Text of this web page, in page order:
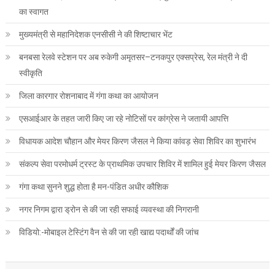
का स्वागत
मुख्यमंत्री से महानिदेशक एनसीसी ने की शिष्टाचार भेंट
बनबसा रेलवे स्टेशन पर अब रुकेगी अमृतसर–टनकपुर एक्सप्रेस, रेल मंत्री ने दी
स्वीकृति
जिला कारगार रोशनाबाद में गंगा कथा का आयोजन
एसआईआर के तहत जारी किए जा रहे नोटिसों पर कांग्रेस ने जतायी आपत्ति
विधायक आदेश चौहान और मेयर किरण जैसल ने किया कांवड़ सेवा शिविर का शुभारंभ
संकल्प सेवा परमोधर्म ट्रस्ट के प्राथमिक उपचार शिविर में शामिल हुई मेयर किरण जैसल
गंगा कथा सुनने शुद्ध होता है मन-पंडित अधीर कौशिक
नगर निगम द्वारा ड्रोन से की जा रही सफाई व्यवस्था की निगरानी
विडियो:-मोबाइल टेस्टिंग वैन से की जा रही खाद्य पदार्थों की जांच